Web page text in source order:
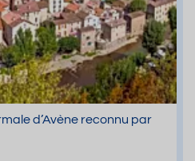
d’Avène reconnu par